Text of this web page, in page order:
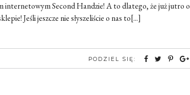
internetowym Second Handzie! A to dlatego, że już jutro o
Jeśli jeszcze nie słyszeliście o nas to[...]
PODZIEL SIĘ: